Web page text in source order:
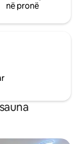
në pronë